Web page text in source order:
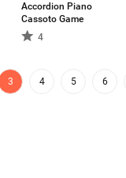
Accordion Piano
Cassoto Game
4
3 4 5 6